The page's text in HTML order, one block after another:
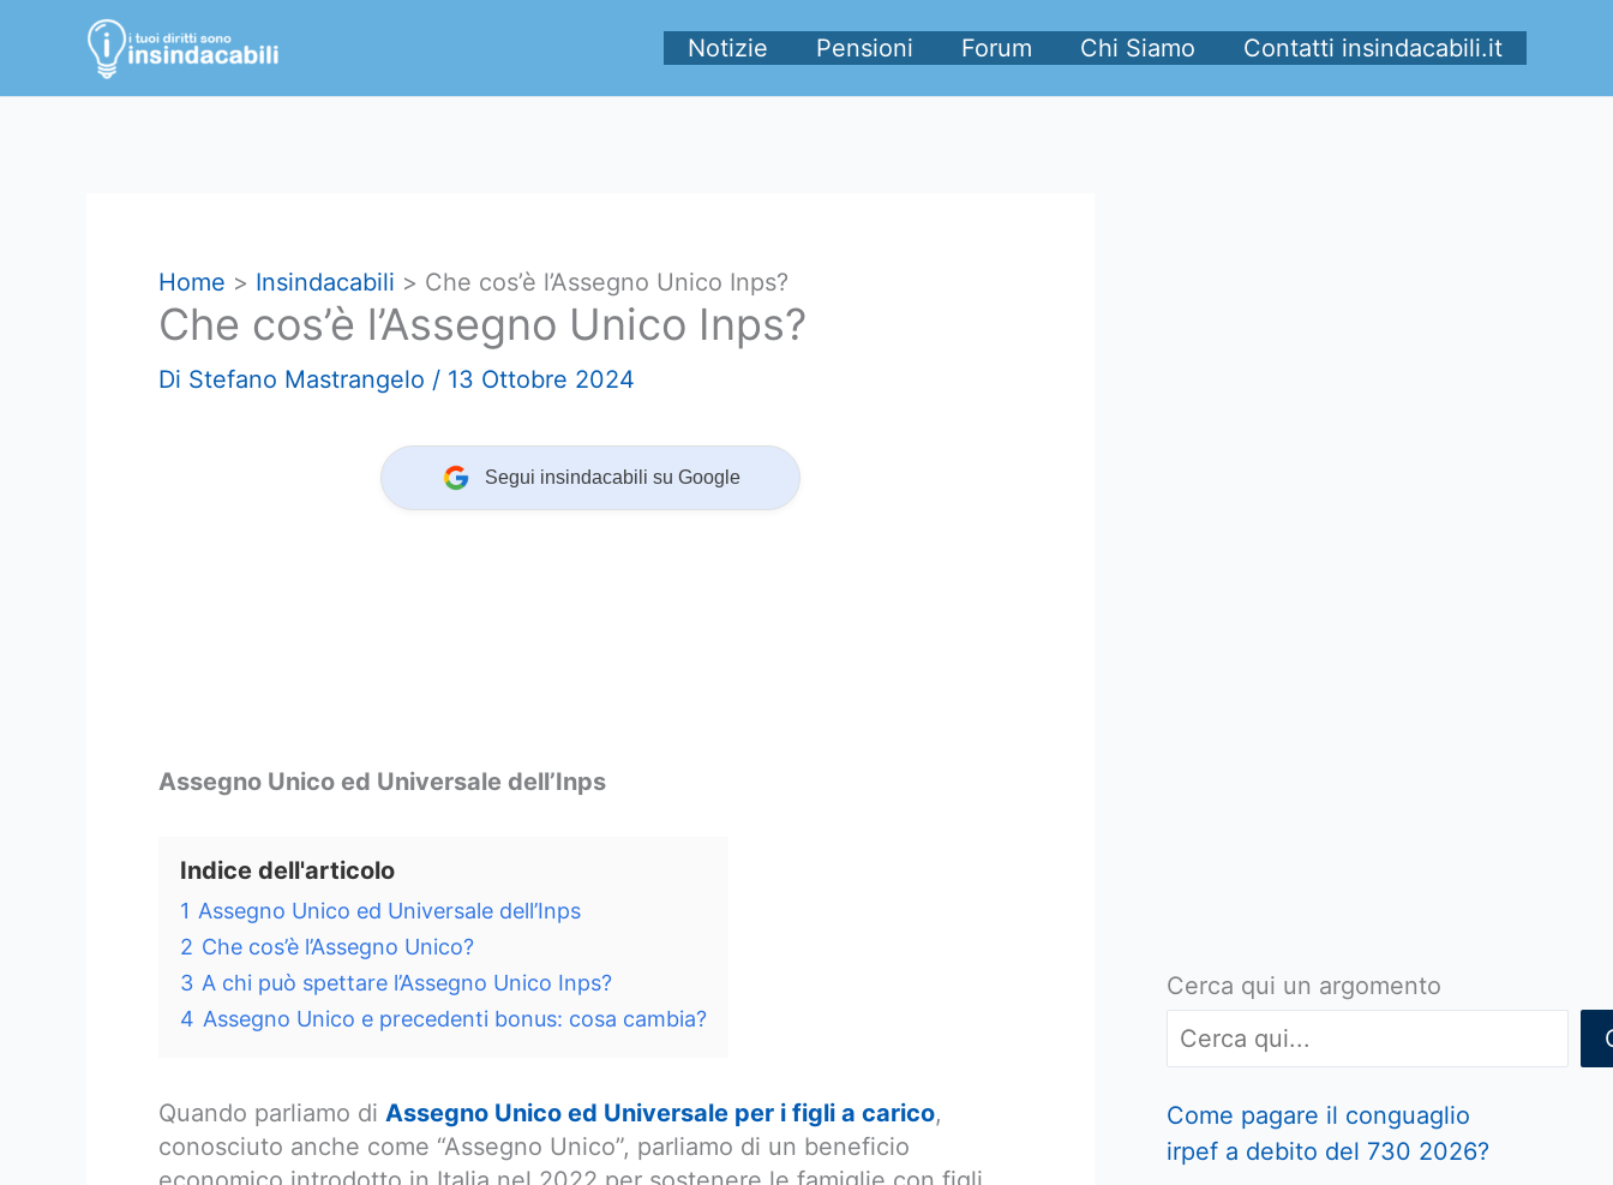
contenuto
Notizie Pensioni Forum Chi Siamo Contatti insindacabili.it
Home Insindacabili Che cos’è l’Assegno Unico Inps?
Che cos’è l’Assegno Unico Inps?
Di Stefano Mastrangelo / 13 Ottobre 2024
Segui insindacabili su Google
Assegno Unico ed Universale dell’Inps
Indice dell'articolo
1 Assegno Unico ed Universale dell’Inps
2 Che cos’è l’Assegno Unico?
3 A chi può spettare l’Assegno Unico Inps?
4 Assegno Unico e precedenti bonus: cosa cambia?
Quando parliamo di Assegno Unico ed Universale per i figli a carico,
conosciuto anche come “Assegno Unico”, parliamo di un beneficio
Cerca qui un argomento
Come pagare il conguaglio
irpef a debito del 730 2026?